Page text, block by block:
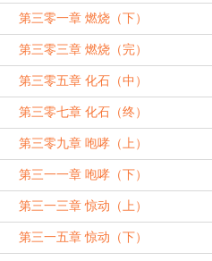
第三零一章 燃烧（下）
第三零三章 燃烧（完）
第三零五章 化石（中）
第三零七章 化石（终）
第三零九章 咆哮（上）
第三一一章 咆哮（下）
第三一三章 惊动（上）
第三一五章 惊动（下）